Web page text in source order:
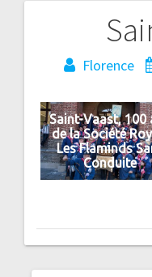
Florence
Saint-Vaast, 100
de la Société
Les Flaminds
Conduite
l’article